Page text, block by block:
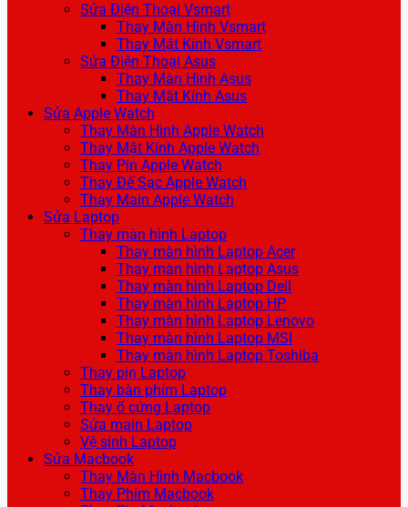
Sửa Điện Thoại Vsmart
Thay Màn Hình Vsmart
Thay Mặt Kính Vsmart
Sửa Điện Thoại Asus
Thay Màn Hình Asus
Thay Mặt Kính Asus
Sửa Apple Watch
Thay Màn Hình Apple Watch
Thay Mặt Kính Apple Watch
Thay Pin Apple Watch
Thay Đế Sạc Apple Watch
Thay Main Apple Watch
Sửa Laptop
Thay màn hình Laptop
Thay màn hình Laptop Acer
Thay màn hình Laptop Asus
Thay màn hình Laptop Dell
Thay màn hình Laptop HP
Thay màn hình Laptop Lenovo
Thay màn hình Laptop MSI
Thay màn hình Laptop Toshiba
Thay pin Laptop
Thay bàn phím Laptop
Thay ổ cứng Laptop
Sửa main Laptop
Vệ sinh Laptop
Sửa Macbook
Thay Màn Hình Macbook
Thay Phím Macbook